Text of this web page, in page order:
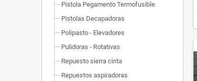
Pistola Pegamento Termofusible
Pistolas Decapadoras
Polipasto - Elevadores
Pulidoras - Rotativas
Repuesto sierra cinta
Repuestos aspiradoras